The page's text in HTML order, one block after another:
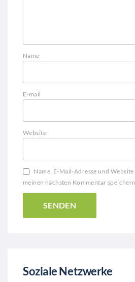
Name
E-mail
Website
Name, E-Mail-Adresse und
meinen nächsten Kommentar
Soziale Netzwerke